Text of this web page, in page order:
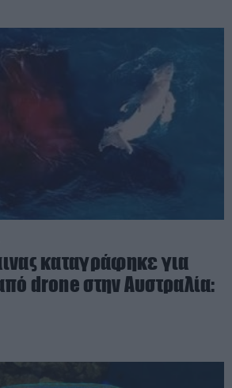
καταγράφηκε για
drone στην Αυστραλία: